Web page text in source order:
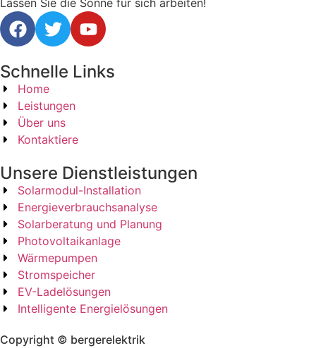
Lassen Sie die Sonne für sich arbeiten!
Schnelle Links
Home
Leistungen
Über uns
Kontaktiere
Unsere Dienstleistungen
Solarmodul-Installation
Energieverbrauchsanalyse
Solarberatung und Planung
Photovoltaikanlage
Wärmepumpen
Stromspeicher
EV-Ladelösungen
Intelligente Energielösungen
Copyright © bergerelektrik